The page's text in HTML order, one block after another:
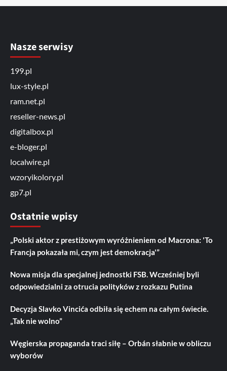
Nasze serwisy
199.pl
lux-style.pl
ram.net.pl
reseller-news.pl
digitalbox.pl
e-bloger.pl
localwire.pl
wzoryikolory.pl
gp7.pl
Ostatnie wpisy
„Polski aktor z prestiżowym wyróżnieniem od Macrona: 'To
Francja pokazała mi, czym jest demokracja'”
Nowa misja dla specjalnej jednostki FSB. Wcześniej byli
odpowiedzialni za otrucia polityków z rozkazu Putina
Decyzja Slavko Vincića odbiła się echem na całym świecie.
„Tak nie wolno”
Węgierska propaganda traci siłę – Orbán słabnie w obliczu
wyborów